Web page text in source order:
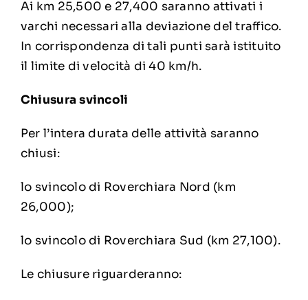
Ai km 25,500 e 27,400 saranno attivati i
varchi necessari alla deviazione del traffico.
In corrispondenza di tali punti sarà istituito
il limite di velocità di 40 km/h.
Chiusura svincoli
Per l’intera durata delle attività saranno
chiusi:
lo svincolo di Roverchiara Nord (km
26,000);
lo svincolo di Roverchiara Sud (km 27,100).
Le chiusure riguarderanno: